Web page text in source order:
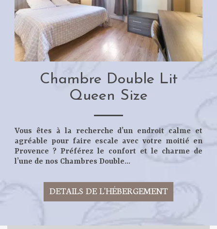
Chambre Double Lit
Queen Size
Vous êtes à la recherche d’un endroit calme et
agréable pour faire escale avec votre moitié en
Provence ? Préférez le confort et le charme de
l’une de nos Chambres Double...
DETAILS DE L'HÉBERGEMENT